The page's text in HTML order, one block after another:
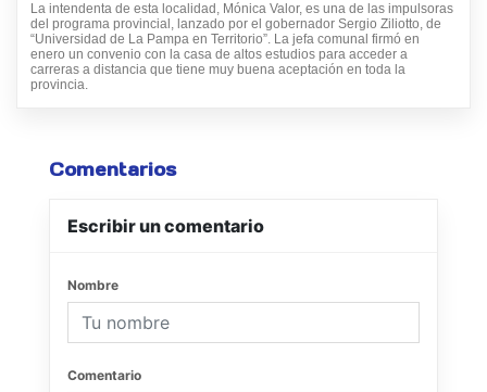
La intendenta de esta localidad, Mónica Valor, es una de las impulsoras
del programa provincial, lanzado por el gobernador Sergio Ziliotto, de
“Universidad de La Pampa en Territorio”. La jefa comunal firmó en
enero un convenio con la casa de altos estudios para acceder a
carreras a distancia que tiene muy buena aceptación en toda la
provincia.
Comentarios
Escribir un comentario
Nombre
Comentario